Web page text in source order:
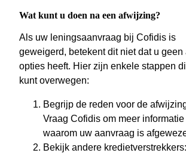
Wat kunt u doen na een afwijzing?
Als uw leningsaanvraag bij Cofidis is
geweigerd, betekent dit niet dat u geen
opties heeft. Hier zijn enkele stappen
kunt overwegen:
Begrijp de reden voor de
Vraag Cofidis om meer
waarom uw aanvraag is
Bekijk andere